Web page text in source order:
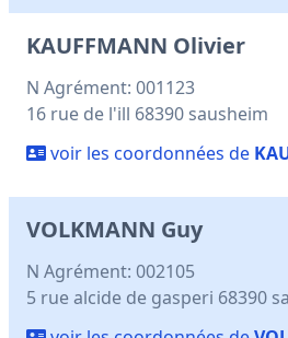
KAUFFMANN Olivier
N Agrément: 001123
16 rue de l'ill 68390 sausheim
voir les coordonnées de
VOLKMANN Guy
N Agrément: 002105
5 rue alcide de gasperi 68390